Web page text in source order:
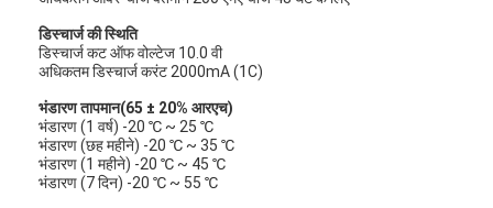
डिस्चार्ज की स्थिति
डिस्चार्ज कट ऑफ वोल्टेज 10.0 वी
अधिकतम डिस्चार्ज करंट 2000mA (1C)
भंडारण तापमान(65 ± 20% आरएच)
भंडारण (1 वर्ष) -20 ℃ ~ 25 ℃
भंडारण (छह महीने) -20 ℃ ~ 35 ℃
भंडारण (1 महीने) -20 ℃ ~ 45 ℃
भंडारण (7 दिन) -20 ℃ ~ 55 ℃